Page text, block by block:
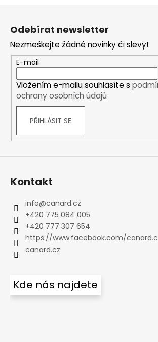
Z
Odebírat newsletter
Nezmeškejte žádné novinky či slevy!
E-mail
Vložením e-mailu souhlasíte s
ochrany osobních údajů
PŘIHLÁSIT SE
Kontakt
info@canard.cz
+420 775 084 005
+420 777 307 654
https://www.facebook.com/
canard.cz
Kde nás najdete